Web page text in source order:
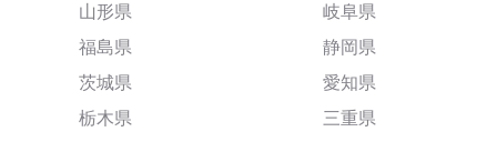
山形県
福島県
茨城県
栃木県
岐阜県
静岡県
愛知県
三重県